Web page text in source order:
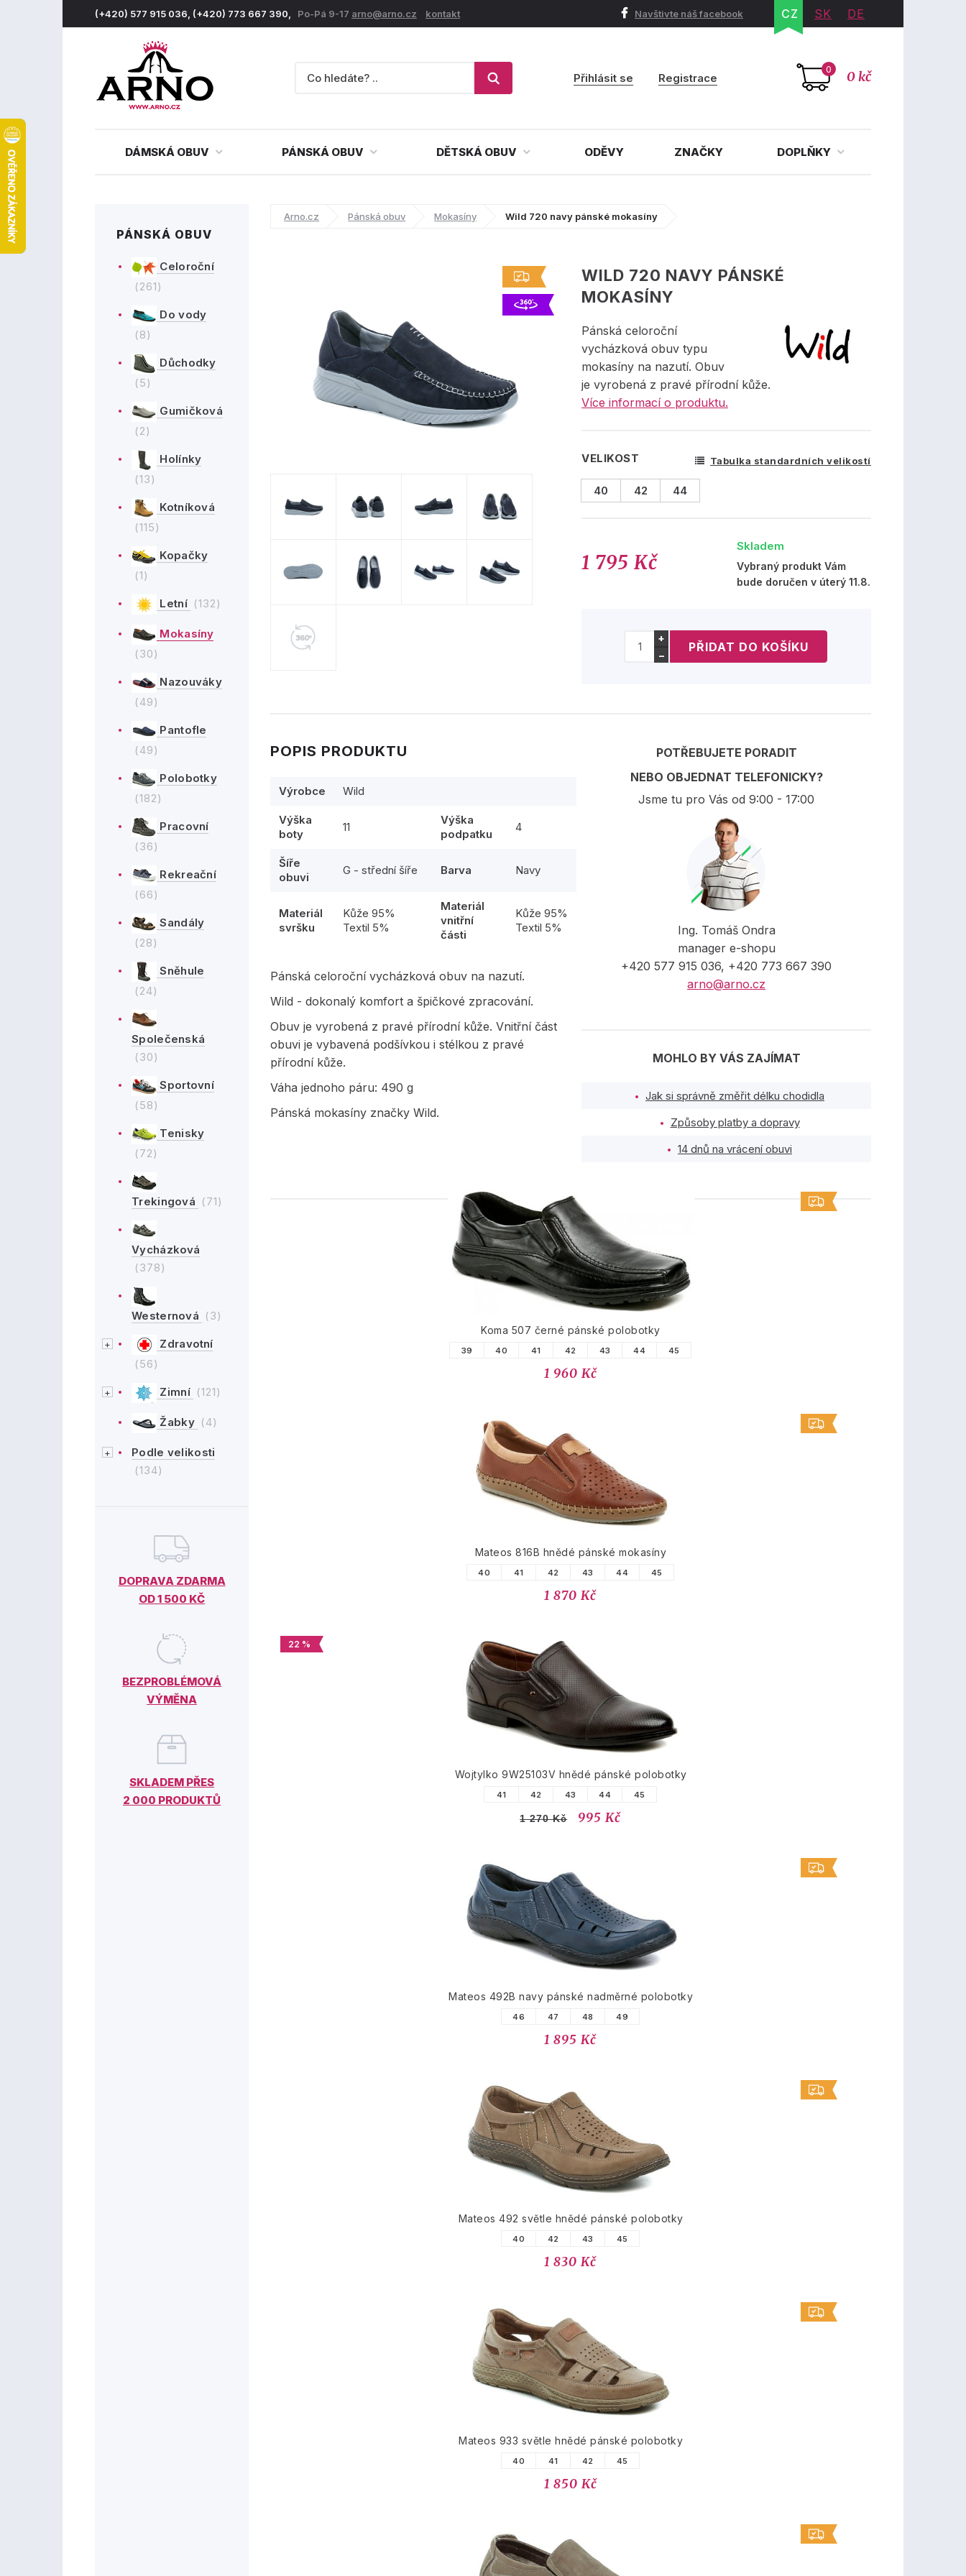
(+420) 577 915 036, (+420) 773 667 390, Po-Pá 9-17 arno@arno.cz kontakt Navštivte náš facebook CZ SK DE
0 0 kč
Přihlásit se Registrace
DÁMSKÁ OBUV PÁNSKÁ OBUV DĚTSKÁ OBUV ODĚVY ZNAČKY DOPLŇKY
PÁNSKÁ OBUV
Celoroční
(261)
Do vody
(8)
Důchodky
(5)
Gumičková
(2)
Holínky
(13)
Kotníková
(115)
Kopačky
(1)
Letní (132)
Mokasíny
(30)
Nazouváky
(49)
Pantofle
(49)
Polobotky
(182)
Pracovní
(36)
Rekreační
(66)
Sandály
(28)
Sněhule
(24)
Společenská
(30)
Sportovní
(58)
Tenisky
(72)
Trekingová (71)
Vycházková
(378)
Westernová (3)
Zdravotní
(56)
Zimní (121)
Žabky (4)
Podle velikosti
(134)
DOPRAVA ZDARMA
OD 1 500 KČ
BEZPROBLÉMOVÁ
VÝMĚNA
SKLADEM PŘES
2 000 PRODUKTŮ
Arno.cz Pánská obuv Mokasíny Wild 720 navy pánské mokasíny
WILD 720 NAVY PÁNSKÉ
MOKASÍNY
Pánská celoroční
vycházková obuv typu
mokasíny na nazutí. Obuv
je vyrobená z pravé přírodní kůže.
Více informací o produktu.
VELIKOST Tabulka standardních velikostí
40 42 44
1 795 Kč
Skladem
Vybraný produkt Vám
bude doručen v úterý 11.8.
+
−
POPIS PRODUKTU
Výrobce Wild
Výška
boty
11
Výška
podpatku
4
Šíře
obuvi
G - střední šíře Barva Navy
Materiál
svršku
Kůže 95%
Textil 5%
Materiál
vnitřní
části
Kůže 95%
Textil 5%
Pánská celoroční vycházková obuv na nazutí.
Wild - dokonalý komfort a špičkové zpracování.
Obuv je vyrobená z pravé přírodní kůže. Vnitřní část
obuvi je vybavená podšívkou i stélkou z pravé
přírodní kůže.
Váha jednoho páru: 490 g
Pánská mokasíny značky Wild.
POTŘEBUJETE PORADIT
NEBO OBJEDNAT TELEFONICKY?
Jsme tu pro Vás od 9:00 - 17:00
Ing. Tomáš Ondra
manager e-shopu
+420 577 915 036, +420 773 667 390
arno@arno.cz
MOHLO BY VÁS ZAJÍMAT
Jak si správně změřit délku chodidla
Způsoby platby a dopravy
14 dnů na vrácení obuvi
PODOBNÉ PRODUKTY
Koma 507 černé pánské polobotky
39 40 41 42 43 44 45
1 960 Kč
Mateos 816B hnědé pánské mokasíny
40 41 42 43 44 45
1 870 Kč
22 %
Wojtylko 9W25103V hnědé pánské polobotky
41 42 43 44 45
1 270 Kč 995 Kč
Mateos 492B navy pánské nadměrné polobotky
46 47 48 49
1 895 Kč
Mateos 492 světle hnědé pánské polobotky
40 42 43 45
1 830 Kč
Mateos 933 světle hnědé pánské polobotky
40 41 42 45
1 850 Kč